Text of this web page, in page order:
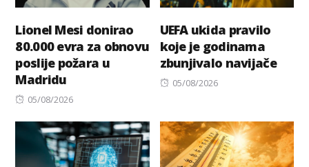
Lionel Mesi donirao
80.000 evra za obnovu
poslije požara u
Madridu
Posted
05/08/2026
UEFA ukida pravilo
koje je godinama
zbunjivalo navijače
Posted
05/08/2026